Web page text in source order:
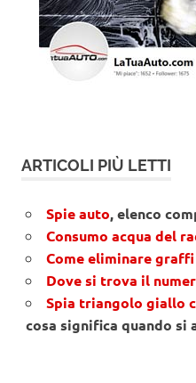
ARTICOLI PIÙ LETTI
Spie auto, elenco
Consumo acqua del
Come eliminare
Dove si trova il
Spia triangolo giallo
cosa significa quando si